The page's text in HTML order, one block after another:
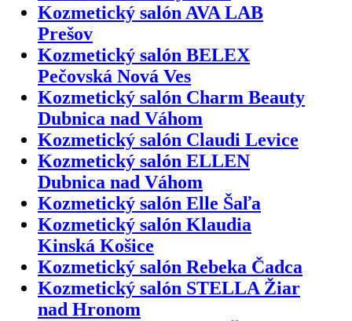
Kozmetický salón AVA LAB
Prešov
Kozmetický salón BELEX
Pečovská Nová Ves
Kozmetický salón Charm Beauty
Dubnica nad Váhom
Kozmetický salón Claudi Levice
Kozmetický salón ELLEN
Dubnica nad Váhom
Kozmetický salón Elle Šaľa
Kozmetický salón Klaudia
Kinská Košice
Kozmetický salón Rebeka Čadca
Kozmetický salón STELLA Žiar
nad Hronom